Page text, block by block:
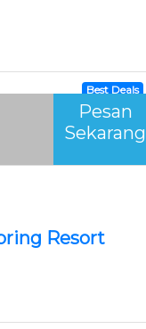
Best Deals
Pesan
Sekarang
Resort